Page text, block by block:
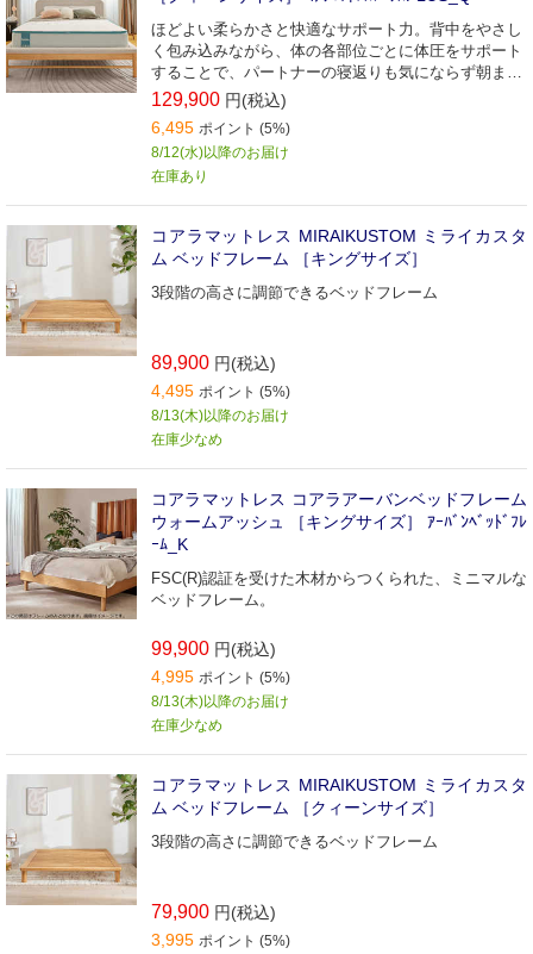
ほどよい柔らかさと快適なサポート力。背中をやさし
く包み込みながら、体の各部位ごとに体圧をサポート
することで、パートナーの寝返りも気にならず朝まで
ぐっすり。
129,900 円(税込)
6,495 ポイント (5%)
8/12(水)以降のお届け
在庫あり
コアラマットレス MIRAIKUSTOM ミライカスタ
ム ベッドフレーム ［キングサイズ］
3段階の高さに調節できるベッドフレーム
89,900 円(税込)
4,495 ポイント (5%)
8/13(木)以降のお届け
在庫少なめ
コアラマットレス コアラアーバンベッドフレーム
ウォームアッシュ ［キングサイズ］ ｱｰﾊﾞﾝﾍﾞｯﾄﾞﾌﾚ
ｰﾑ_K
FSC(R)認証を受けた木材からつくられた、ミニマルな
ベッドフレーム。
99,900 円(税込)
4,995 ポイント (5%)
8/13(木)以降のお届け
在庫少なめ
コアラマットレス MIRAIKUSTOM ミライカスタ
ム ベッドフレーム ［クィーンサイズ］
3段階の高さに調節できるベッドフレーム
79,900 円(税込)
3,995 ポイント (5%)